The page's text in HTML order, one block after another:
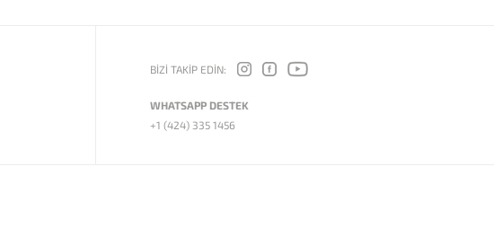
BİZİ TAKİP EDİN:
WHATSAPP DESTEK
+1 (424) 335 1456